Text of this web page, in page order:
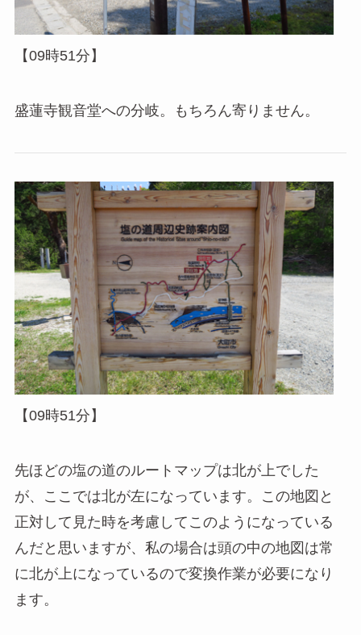
【09時51分】
盛蓮寺観音堂への分岐。もちろん寄りません。
【09時51分】
先ほどの塩の道のルートマップは北が上でした
が、ここでは北が左になっています。この地図と
正対して見た時を考慮してこのようになっている
んだと思いますが、私の場合は頭の中の地図は常
に北が上になっているので変換作業が必要になり
ます。